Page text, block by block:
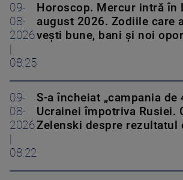
09-
08-
2026
|
08:25
Horoscop. Mercur intră în
august 2026. Zodiile care
vești bune, bani și noi
09-
08-
2026
|
08:22
S-a încheiat „campania de
Ucrainei împotriva Rusiei.
Zelenski despre rezultatul